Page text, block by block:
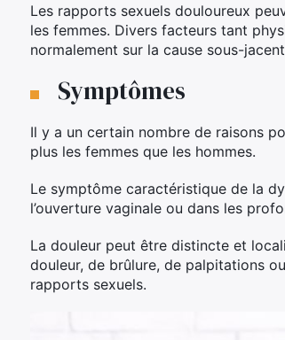
Les rapports sexuels douloureux
les femmes. Divers facteurs tant
normalement sur la cause sous-
Symptômes
Il y a un certain nombre de raisons
plus les femmes que les hommes.
Le symptôme caractéristique de la
l’ouverture vaginale ou dans les
La douleur peut être distincte et
douleur, de brûlure, de palpitations
rapports sexuels.